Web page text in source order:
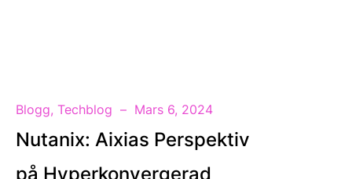
Blogg, Techblog Mars 6, 2024
Nutanix: Aixias Perspektiv
på Hyperkonvergerad